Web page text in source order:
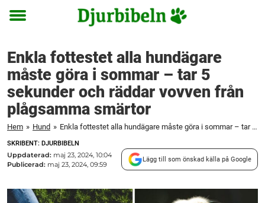
Toggle
Enkla fottestet alla hundägare
måste göra i sommar – tar 5
sekunder och räddar vovven från
plågsamma smärtor
Hem » Hund » Enkla fottestet alla hundägare måste göra i sommar – tar 5 sekunder och räddar vovven från plågsamma smärtor
SKRIBENT: DJURBIBELN
Uppdaterad: maj 23, 2024, 10:04
Publicerad: maj 23, 2024, 09:59
Lägg till som önskad källa på Google